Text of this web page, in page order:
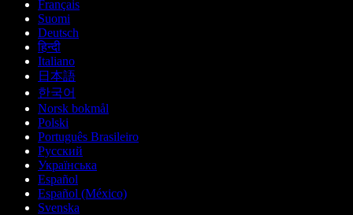
Français
Suomi
Deutsch
हिन्दी
Italiano
日本語
한국어
Norsk bokmål
Polski
Português Brasileiro
Русский
Українська
Español
Español (México)
Svenska